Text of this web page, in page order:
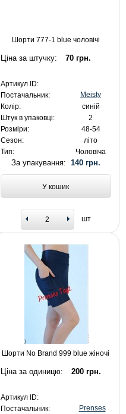
Шорти 777-1 blue чоловічі
Ціна за штучку: 70 грн.
Артикул ID:
Постачальник:
Meisty
Колір:
синій
Штук в упаковці:
2
Розміри:
48-54
Сезон:
літо
Тип:
Чоловіча
За упакування: 140 грн.
У кошик
шт
Шорти No Brand 999 blue жіночі
Ціна за одиницю: 200 грн.
Артикул ID:
Постачальник:
Prenses